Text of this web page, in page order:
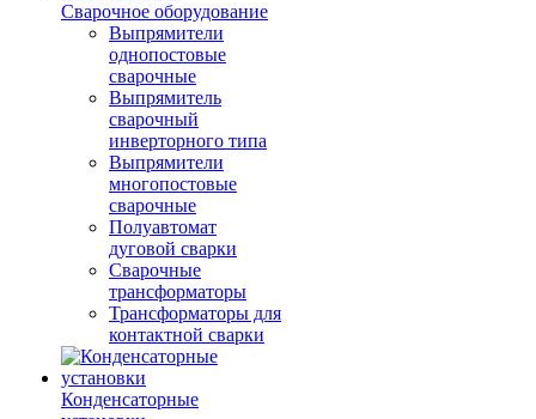
Сварочное оборудование
Выпрямители
однопостовые
сварочные
Выпрямитель
сварочный
инверторного типа
Выпрямители
многопостовые
сварочные
Полуавтомат
дуговой сварки
Сварочные
трансформаторы
Трансформаторы для
контактной сварки
Конденсаторные